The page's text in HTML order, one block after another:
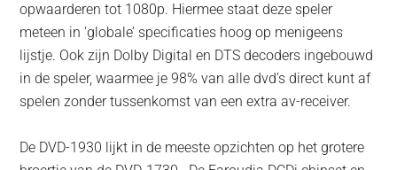
opwaarderen tot 1080p. Hiermee staat deze speler
meteen in ‘globale’ specificaties hoog op menigeens
lijstje. Ook zijn Dolby Digital en DTS decoders ingebouwd
in de speler, waarmee je 98% van alle dvd’s direct kunt af
spelen zonder tussenkomst van een extra av-receiver.
De DVD-1930 lijkt in de meeste opzichten op het grotere